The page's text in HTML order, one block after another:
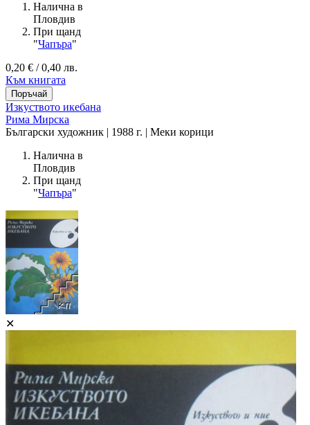
Налична в
Пловдив
При щанд
"Чапъра"
0,20 € / 0,40 лв.
Към книгата
Изкуството икебана
Рима Мирска
Български художник | 1988 г. | Меки корици
Налична в
Пловдив
При щанд
"Чапъра"
✕